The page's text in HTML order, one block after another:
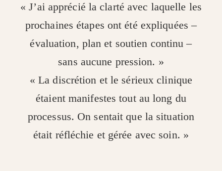
« J’ai apprécié la clarté avec laquelle les
prochaines étapes ont été expliquées –
évaluation, plan et soutien continu –
sans aucune pression. »
« La discrétion et le sérieux clinique
étaient manifestes tout au long du
processus. On sentait que la situation
était réfléchie et gérée avec soin. »